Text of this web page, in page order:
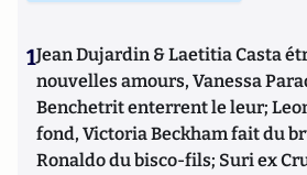
1Jean Dujardin & Laetitia Casta
nouvelles amours, Vanessa
Benchetrit enterrent le leur;
fond, Victoria Beckham fait du
Ronaldo du bisco-fils; Suri ex